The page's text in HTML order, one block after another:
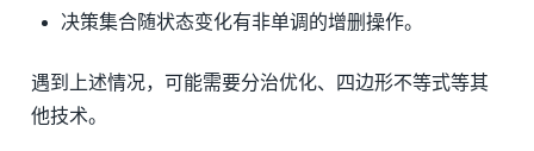
决策集合随状态变化有非单调的增删操作。
遇到上述情况，可能需要分治优化、四边形不等式等其
他技术。